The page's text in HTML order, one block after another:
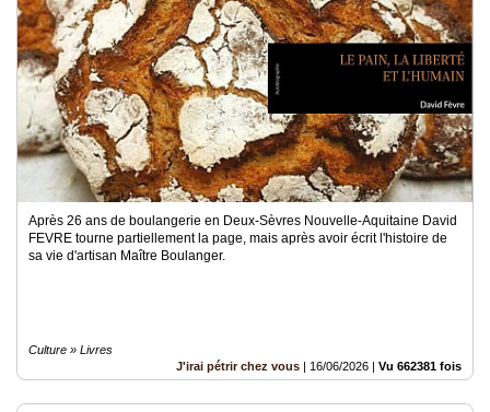
Après 26 ans de boulangerie en Deux-Sèvres Nouvelle-Aquitaine David
FEVRE tourne partiellement la page, mais après avoir écrit l'histoire de
sa vie d'artisan Maître Boulanger.
Culture » Livres
J'irai pétrir chez vous | 16/06/2026 | Vu 662381 fois